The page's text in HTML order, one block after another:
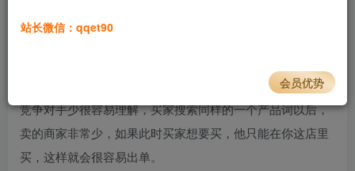
单。​
竞争对手少很容易理解，买家搜索同样的一个产品词以后，
卖的商家非常少，如果此时买家想要买，他只能在你这店里
买，这样就会很容易出单。​
站长微信：qqet90
会员优势